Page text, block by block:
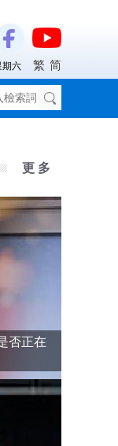
期六 繁 简
更 多
否正在